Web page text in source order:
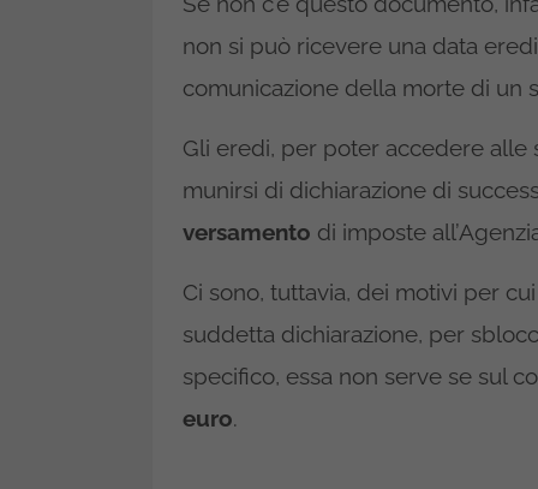
non si può ricevere una data
comunicazione della morte di un
Gli eredi, per poter accedere
munirsi di dichiarazione di
versamento di imposte
Ci sono, tuttavia, dei motivi per
suddetta dichiarazione, per
specifico, essa non serve se sul
euro.